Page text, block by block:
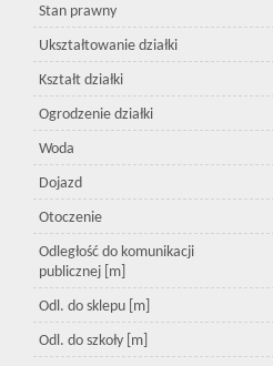
Stan prawny
Ukształtowanie działki
Kształt działki
Ogrodzenie działki
Woda
Dojazd
Otoczenie
Odległość do komunikacji
publicznej [m]
Odl. do sklepu [m]
Odl. do szkoły [m]